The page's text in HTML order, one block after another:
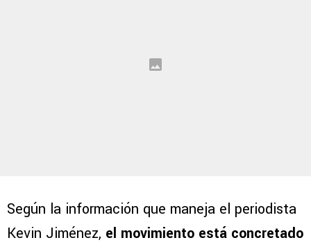
Según la información que maneja el periodista
Kevin Jiménez, el movimiento está concretado